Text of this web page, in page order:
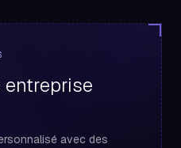
entreprise
avec des